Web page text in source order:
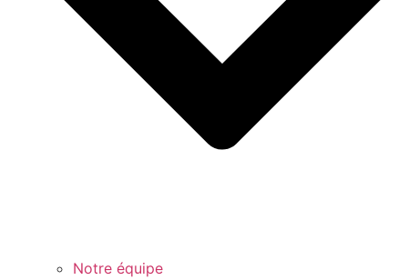
Notre équipe